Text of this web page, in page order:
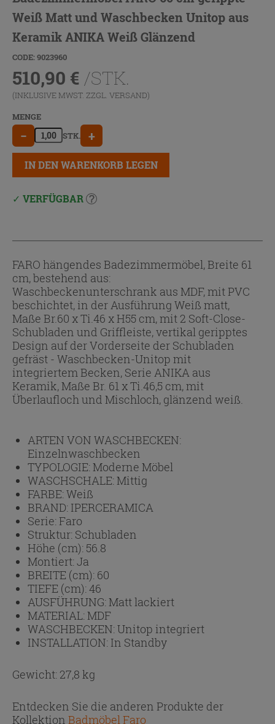
Weiß Matt und Waschbecken Unitop aus
Keramik ANIKA Weiß Glänzend
CODE: 9023960
510,90 € /STK.
(INKLUSIVE MWST. ZZGL. VERSAND)
MENGE
− STK. +
IN DEN WARENKORB LEGEN
VERFÜGBAR
FARO hängendes Badezimmermöbel, Breite 61
cm, bestehend aus:
Waschbeckenunterschrank aus MDF, mit PVC
beschichtet, in der Ausführung Weiß matt,
Maße Br.60 x Ti.46 x H55 cm, mit 2 Soft-Close-
Schubladen und Griffleiste, vertikal geripptes
Design auf der Vorderseite der Schubladen
gefräst - Waschbecken-Unitop mit
integriertem Becken, Serie ANIKA aus
Keramik, Maße Br. 61 x Ti.46,5 cm, mit
Überlaufloch und Mischloch, glänzend weiß.
ARTEN VON WASCHBECKEN:
Einzelnwaschbecken
TYPOLOGIE:Moderne Möbel
WASCHSCHALE:Mittig
FARBE:Weiß
BRAND: IPERCERAMICA
Serie:Faro
Struktur: Schubladen
Höhe (cm): 56.8
Montiert:Ja
BREITE (cm): 60
TIEFE (cm):46
AUSFÜHRUNG:Matt lackiert
MATERIAL:MDF
WASCHBECKEN:Unitop integriert
INSTALLATION: In Standby
Gewicht: 27,8 kg
Entdecken Sie die anderen Produkte der
Kollektion Badmöbel Faro